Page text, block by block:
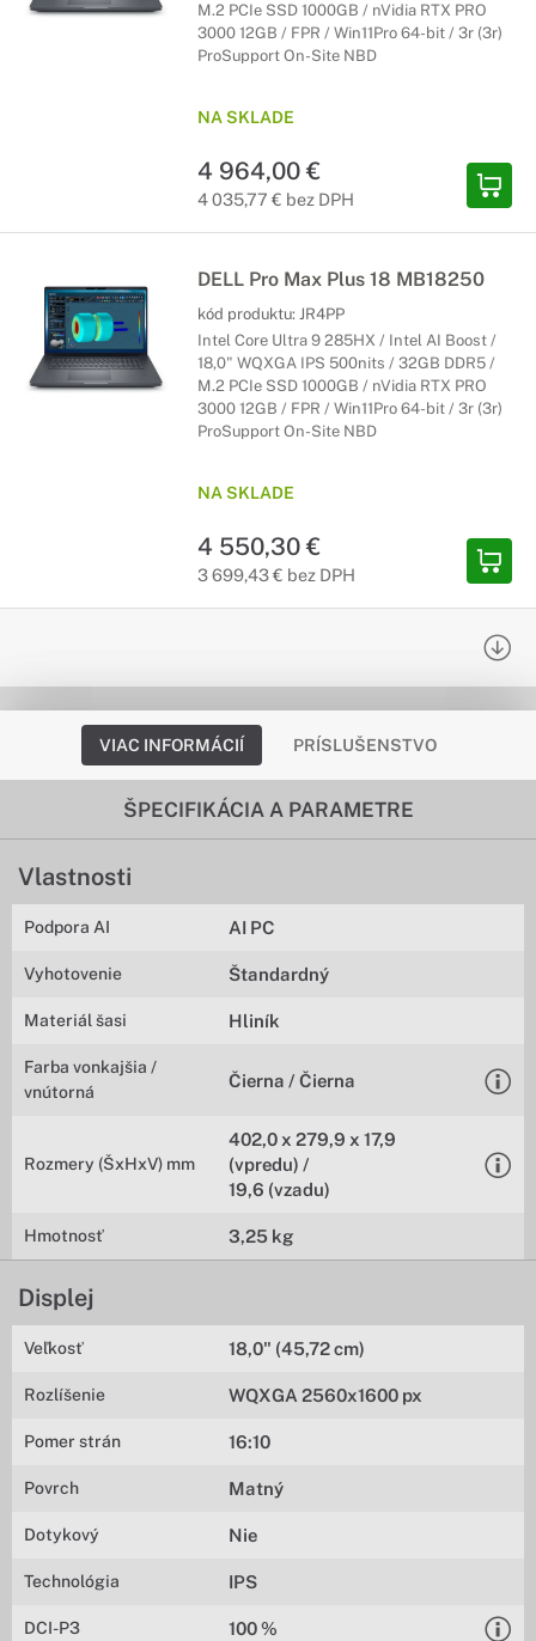
M.2 PCIe SSD 1000GB / nVidia RTX PRO
3000 12GB / FPR / Win11Pro 64-bit / 3r (3r)
ProSupport On-Site NBD
NA SKLADE
4 964,00 €
4 035,77 € bez DPH
DELL Pro Max Plus 18 MB18250
kód produktu: JR4PP
Intel Core Ultra 9 285HX / Intel AI Boost /
18,0" WQXGA IPS 500nits / 32GB DDR5 /
M.2 PCIe SSD 1000GB / nVidia RTX PRO
3000 12GB / FPR / Win11Pro 64-bit / 3r (3r)
ProSupport On-Site NBD
NA SKLADE
4 550,30 €
3 699,43 € bez DPH
VIAC INFORMÁCIÍ PRÍSLUŠENSTVO
ŠPECIFIKÁCIA A PARAMETRE
Vlastnosti
Podpora AI AI PC
Vyhotovenie Štandardný
Materiál šasi Hliník
Farba vonkajšia /
vnútorná
Čierna / Čierna
Rozmery (ŠxHxV) mm
402,0 x 279,9 x 17,9
(vpredu) /
19,6 (vzadu)
Hmotnosť 3,25 kg
Displej
Veľkosť 18,0" (45,72 cm)
Rozlíšenie WQXGA 2560x1600 px
Pomer strán 16:10
Povrch Matný
Dotykový Nie
Technológia IPS
DCI-P3 100 %